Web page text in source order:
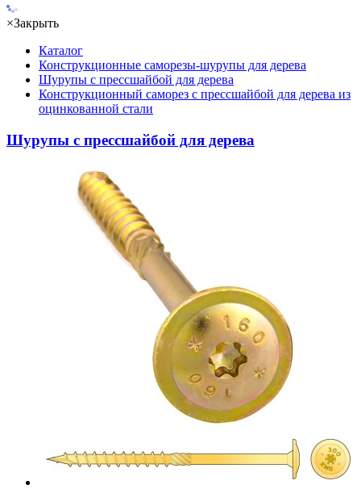
×Закрыть
Каталог
Конструкционные саморезы-шурупы для дерева
Шурупы с прессшайбой для дерева
Конструкционный саморез с прессшайбой для дерева из
оцинкованной стали
Шурупы с прессшайбой для дерева